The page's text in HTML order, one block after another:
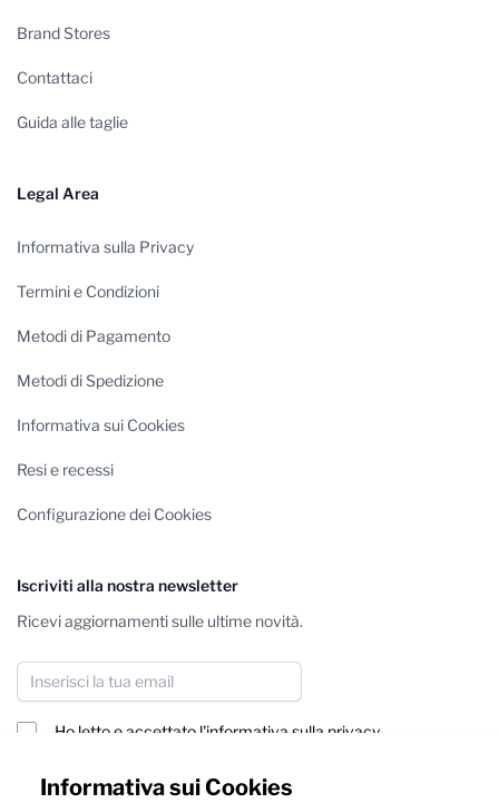
Informativa sui Cookies
Brand Stores
Contattaci
Guida alle taglie
Legal Area
Informativa sulla Privacy
Termini e Condizioni
Metodi di Pagamento
Metodi di Spedizione
Informativa sui Cookies
Resi e recessi
Configurazione dei Cookies
Iscriviti alla nostra newsletter
Ricevi aggiornamenti sulle ultime novità.
Indirizzo email
Ho letto e accettato l'informativa sulla privacy
Iscriviti